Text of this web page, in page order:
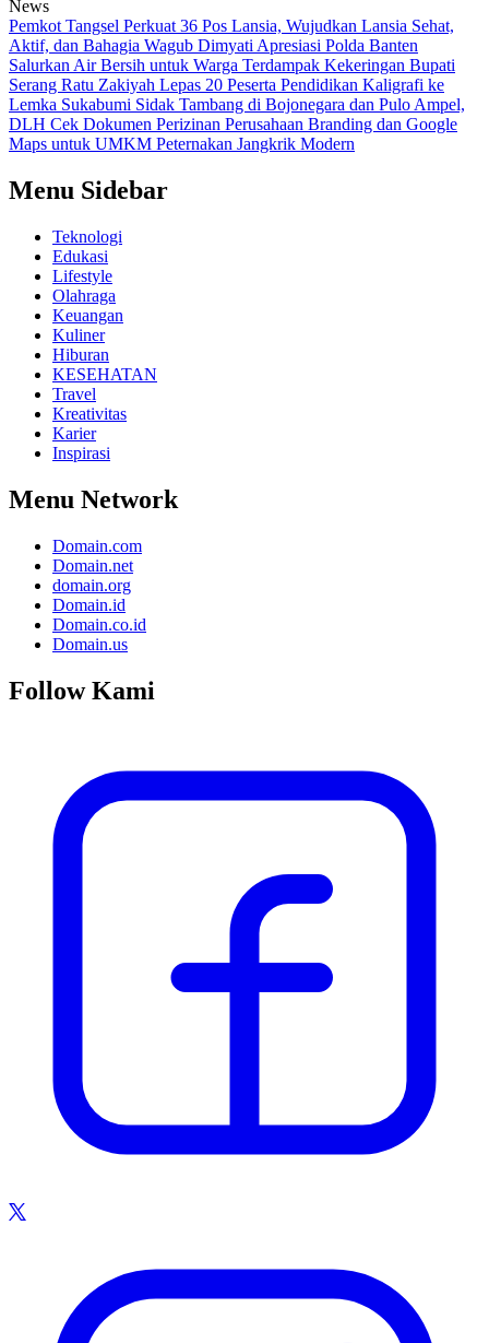
News
Pemkot Tangsel Perkuat 36 Pos Lansia, Wujudkan Lansia Sehat,
Aktif, dan Bahagia Wagub Dimyati Apresiasi Polda Banten
Salurkan Air Bersih untuk Warga Terdampak Kekeringan Bupati
Serang Ratu Zakiyah Lepas 20 Peserta Pendidikan Kaligrafi ke
Lemka Sukabumi Sidak Tambang di Bojonegara dan Pulo Ampel,
DLH Cek Dokumen Perizinan Perusahaan Branding dan Google
Maps untuk UMKM Peternakan Jangkrik Modern
Menu Sidebar
Teknologi
Edukasi
Lifestyle
Olahraga
Keuangan
Kuliner
Hiburan
KESEHATAN
Travel
Kreativitas
Karier
Inspirasi
Menu Network
Domain.com
Domain.net
domain.org
Domain.id
Domain.co.id
Domain.us
Follow Kami